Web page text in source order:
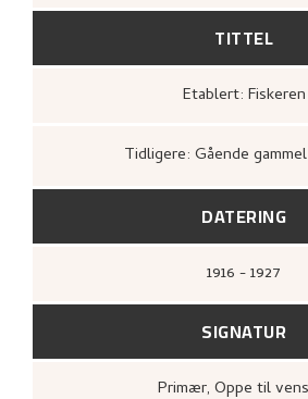
TITTEL
Etablert: Fiskeren
Tidligere: Gående
historie
1951),35.
DATERING
1916 - 1927
SIGNATUR
Primær, Oppe til